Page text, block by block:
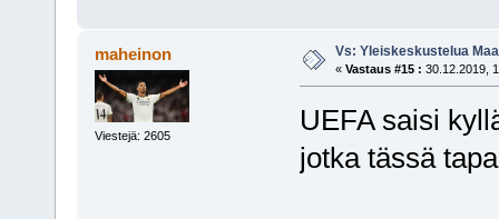
maheinon
Viestejä: 2605
Vs: Yleiskeskustelua
« Vastaus #15 : 30.12.2019,
UEFA saisi
jotka tässä